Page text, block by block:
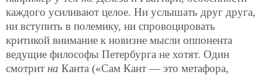
каждого усиливают целое. Ни услышать друг друга,
ни вступить в полемику, ни спровоцировать
критикой внимание к новизне мысли оппонента
ведущие философы Петербурга не хотят. Один
смотрит на Канта («Сам Кант — это метафора,